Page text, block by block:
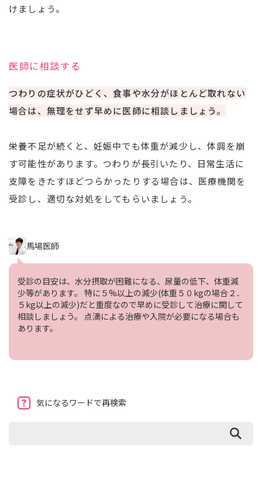
けましょう。
医師に相談する
つわりの症状がひどく、食事や水分がほとんど取れない
場合は、無理をせず早めに医師に相談しましょう。
栄養不足が続くと、妊娠中でも体重が減少し、体調を崩
す可能性があります。つわりが長引いたり、日常生活に
支障をきたすほどつらかったりする場合は、医療機関を
受診し、適切な対処をしてもらいましょう。
馬場医師
受診の目安は、水分摂取が困難になる、尿量の低下、体重減
少等があります。 特に５%以上の減少(体重５０kgの場合２．
５kg以上の減少)だと重度なので早めに受診して治療に関して
相談しましょう。 点滴による治療や入院が必要になる場合も
あります。
気になるワードで再検索